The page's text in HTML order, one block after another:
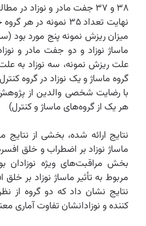
۳۸ و ۳۷ جفت مادر و نوزاد
نهایت تعداد ۳۵ نمونه
میزان ریزش نمونه پنج مورد بود
ماساژ نوزاد و دو جفت مادر و
علت ریزش نمونه، سه نوزاد به
گروه ماساژ و یک نوزاد در گروه
با رضایت شخصی والدین از
هر یک از گروه‌های ماساژ و کنترل) ‌
نتایج ارائه شده، بخشی از نتایج
ماساژ نوزاد بر اضطراب و خلق
بخش مراقبت‌های ویژه نوزادان
مربوط به تأثیر ماساژ نوزاد بر خلق
نتایج نشان داد که دو گروه
کننده و نوزادانشان تفاوت آماری